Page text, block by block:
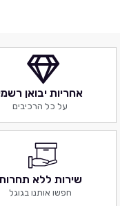
אחריות יבואן
על כל הרכיבים
שירות ללא
חפשו אותנו בגוגל